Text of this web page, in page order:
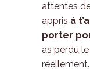
attentes
appris à
porter
as perdu
réellement.